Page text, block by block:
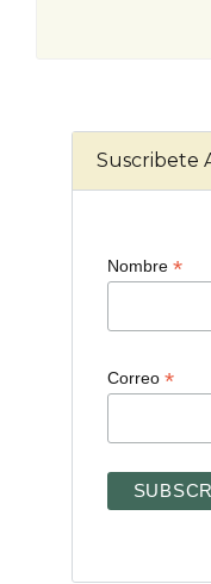
Suscribete
Nombre *
Correo *